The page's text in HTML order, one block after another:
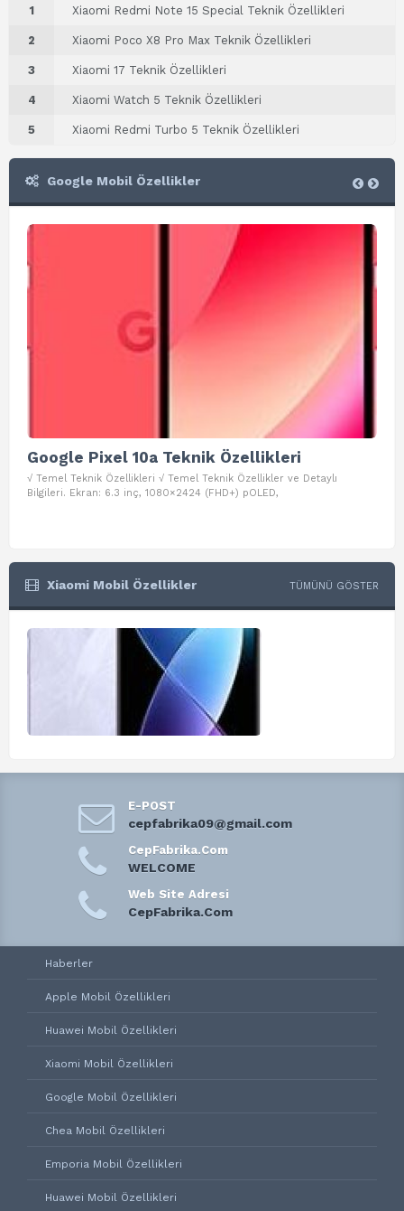
1 Xiaomi Redmi Note 15 Special Teknik Özellikleri
2 Xiaomi Poco X8 Pro Max Teknik Özellikleri
3 Xiaomi 17 Teknik Özellikleri
4 Xiaomi Watch 5 Teknik Özellikleri
5 Xiaomi Redmi Turbo 5 Teknik Özellikleri
Google Mobil Özellikler
Google Pixel 10a Teknik Özellikleri
√ Temel Teknik Özellikleri √ Temel Teknik Özellikler ve Detaylı
Bilgileri. Ekran: 6.3 inç, 1080×2424 (FHD+) pOLED,
Xiaomi Mobil Özellikler TÜMÜNÜ GÖSTER
E-POST
cepfabrika09@gmail.com
CepFabrika.Com
WELCOME
Web Site Adresi
CepFabrika.Com
Haberler
Apple Mobil Özellikleri
Huawei Mobil Özellikleri
Xiaomi Mobil Özellikleri
Google Mobil Özellikleri
Chea Mobil Özellikleri
Emporia Mobil Özellikleri
Huawei Mobil Özellikleri